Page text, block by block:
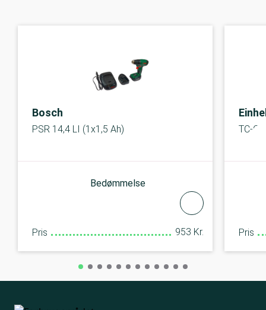
Bosch
PSR 14,4 LI (1x1,5 Ah)
Bedømmelse
Pris 953 Kr.
TC-
Pris